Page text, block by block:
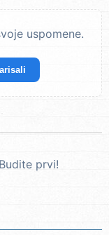
uspomene.
prvi!